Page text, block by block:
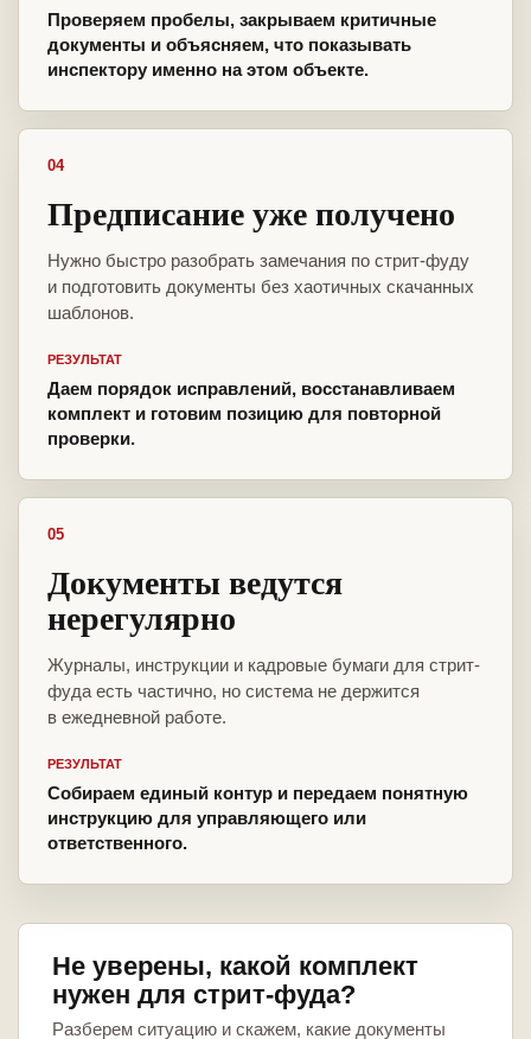
Проверяем пробелы, закрываем критичные
документы и объясняем, что показывать
инспектору именно на этом объекте.
04
Предписание уже получено
Нужно быстро разобрать замечания по стрит-фуду
и подготовить документы без хаотичных скачанных
шаблонов.
РЕЗУЛЬТАТ
Даем порядок исправлений, восстанавливаем
комплект и готовим позицию для повторной
проверки.
05
Документы ведутся
нерегулярно
Журналы, инструкции и кадровые бумаги для стрит-
фуда есть частично, но система не держится
в ежедневной работе.
РЕЗУЛЬТАТ
Собираем единый контур и передаем понятную
инструкцию для управляющего или
ответственного.
Не уверены, какой комплект
нужен для стрит-фуда?
Разберем ситуацию и скажем, какие документы